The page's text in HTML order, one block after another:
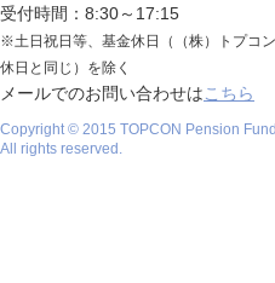
受付時間：8:30～17:15
※土日祝日等、基金休日（（株）トプコン
休日と同じ）を除く
メールでのお問い合わせはこちら
Copyright © 2015 TOPCON Pension Fund
All rights reserved.